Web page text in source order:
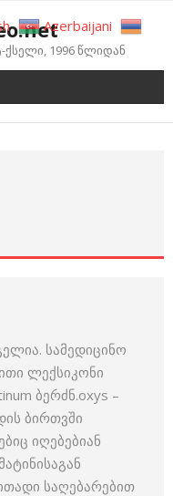
1996 წლიდან
სამედიცინო
ლექსიკონი
ბერძნ.oxys –
ბირთვში
იღებებიან
საღებარებით
Azerbaijani